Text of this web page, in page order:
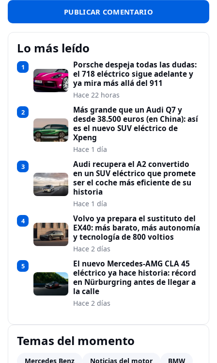
Lo más leído
1
Porsche despeja todas las dudas:
el 718 eléctrico sigue adelante y
ya mira más allá del 911
Hace 22 horas
2
Más grande que un Audi Q7 y
desde 38.500 euros (en China): así
es el nuevo SUV eléctrico de
Xpeng
Hace 1 día
3
Audi recupera el A2 convertido
en un SUV eléctrico que promete
ser el coche más eficiente de su
historia
Hace 1 día
4
Volvo ya prepara el sustituto del
EX40: más barato, más autonomía
y tecnología de 800 voltios
Hace 2 días
5
El nuevo Mercedes-AMG CLA 45
eléctrico ya hace historia: récord
en Nürburgring antes de llegar a
la calle
Hace 2 días
Temas del momento
Mercedes Benz Noticias del motor BMW